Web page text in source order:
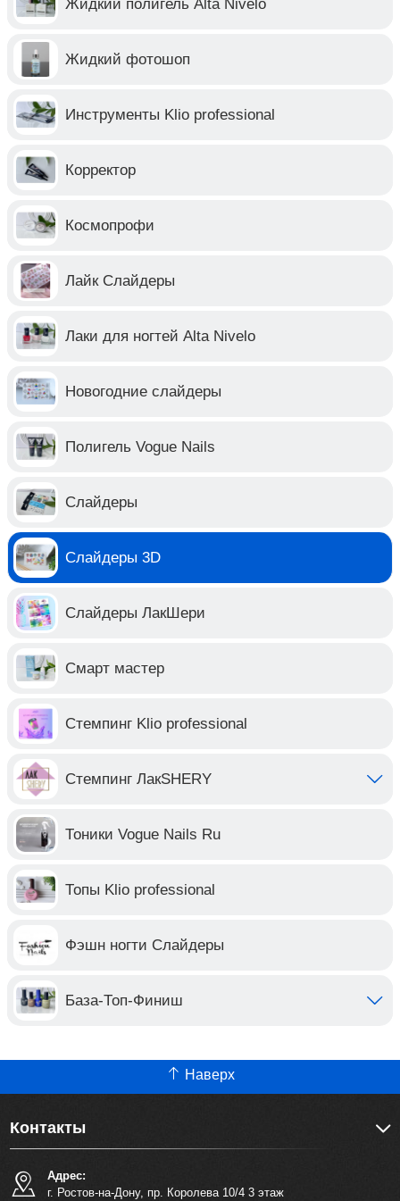
Жидкий полигель Alta Nivelo
Жидкий фотошоп
Инструменты Klio professional
Корректор
Космопрофи
Лайк Слайдеры
Лаки для ногтей Alta Nivelo
Новогодние слайдеры
Полигель Vogue Nails
Слайдеры
Слайдеры 3D
Слайдеры ЛакШери
Смарт мастер
Стемпинг Klio professional
Стемпинг ЛакSHERY
Тоники Vogue Nails Ru
Топы Klio professional
Фэшн ногти Слайдеры
База-Топ-Финиш
Наверх
Контакты
Адрес:
г. Ростов-на-Дону, пр. Королева 10/4 3 этаж